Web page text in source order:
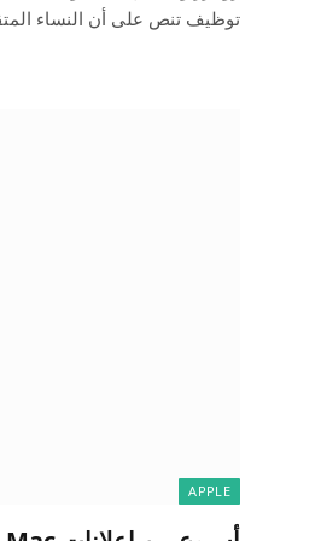
توظيف تنص على أن النساء
APPLE